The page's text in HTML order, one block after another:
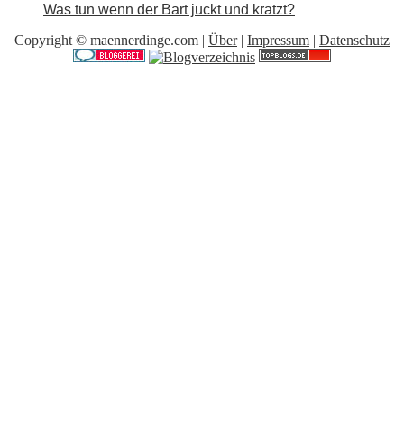
Was tun wenn der Bart juckt und kratzt?
Copyright © maennerdinge.com | Über| Impressum | Datenschutz